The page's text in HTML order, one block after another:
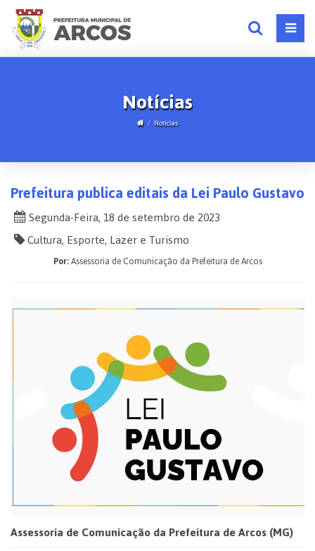
Notícias
Notícias
Prefeitura publica editais da Lei Paulo Gustavo
Segunda-Feira, 18 de setembro de 2023
Cultura, Esporte, Lazer e Turismo
Por:Assessoria de Comunicação da Prefeitura de Arcos
Assessoria de Comunicação da Prefeitura de Arcos (MG)